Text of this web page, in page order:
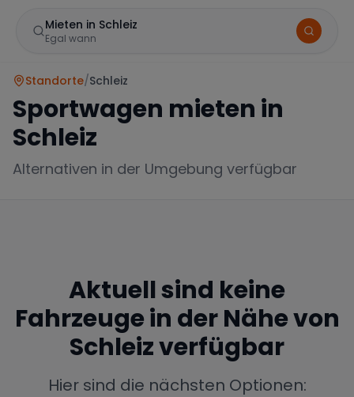
Mieten in Schleiz
Egal wann
Mercedes BMW Audi
Standorte/Schleiz
Sportwagen mieten in
Schleiz
Alternativen in der Umgebung verfügbar
Aktuell sind keine
Fahrzeuge in der Nähe von
Schleizverfügbar
Hier sind die nächsten Optionen: